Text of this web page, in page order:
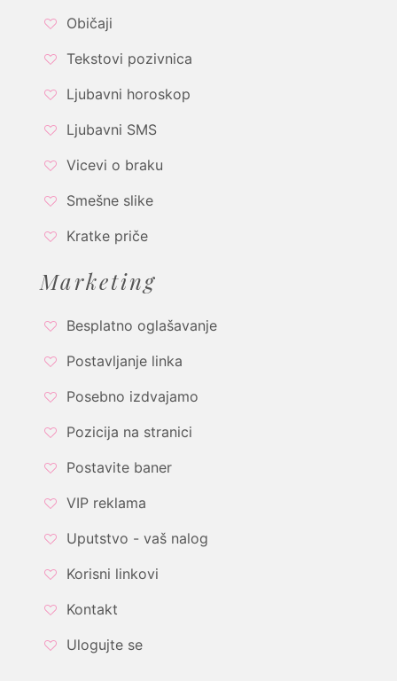
Običaji
Tekstovi pozivnica
Ljubavni horoskop
Ljubavni SMS
Vicevi o braku
Smešne slike
Kratke priče
Marketing
Besplatno oglašavanje
Postavljanje linka
Posebno izdvajamo
Pozicija na stranici
Postavite baner
VIP reklama
Uputstvo - vaš nalog
Korisni linkovi
Kontakt
Ulogujte se